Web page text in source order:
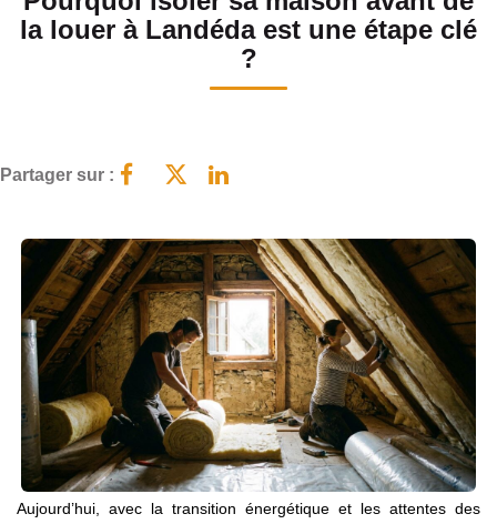
BIENS VENDUS
Qui Sommes Nous
Avis Clients
CONTACT
la louer à Landéda est une étape clé
?
Partager sur :
Aujourd’hui, avec la transition énergétique et les attentes des